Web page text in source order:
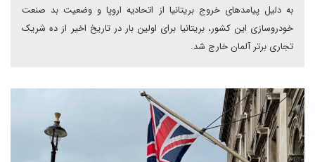
به دلیل پیامدهای خروج بریتانیا از اتحادیه اروپا و وضعیت بد صنعت
خودروسازی این کشور، بریتانیا برای اولین بار در تاریخ اخیر از ده شریک
تجاری برتر آلمان خارج شد.